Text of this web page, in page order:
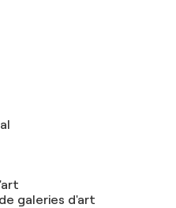
galeries d'art